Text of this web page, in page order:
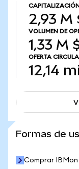
2,93 M
VOLUMEN DE
1,33 M
OFERTA
12,14
Formas de
Comprar IBMon